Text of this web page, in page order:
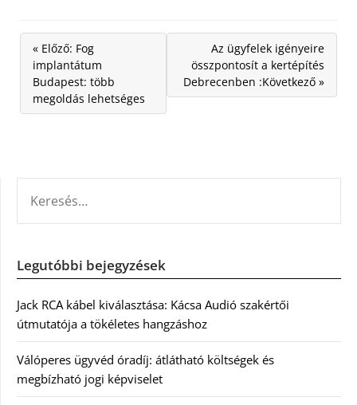
« Előző: Fog
implantátum
Budapest: több
megoldás lehetséges
Az ügyfelek igényeire
összpontosít a kertépítés
Debrecenben :Következő »
Legutóbbi bejegyzések
Jack RCA kábel kiválasztása: Kácsa Audió szakértői
útmutatója a tökéletes hangzáshoz
Válóperes ügyvéd óradíj: átlátható költségek és
megbízható jogi képviselet